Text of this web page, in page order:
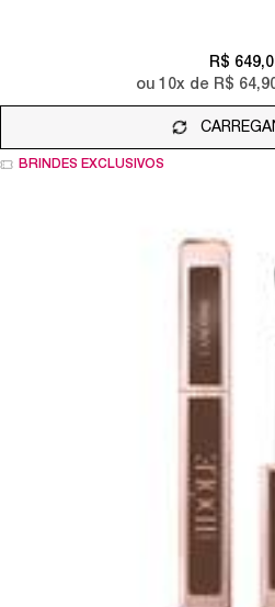
R$
ou 10x de R$
BRINDES EXCLUSIVOS